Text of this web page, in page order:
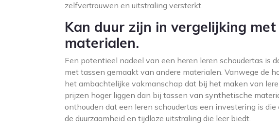
zelfvertrouwen en uitstraling versterkt.
Kan duur zijn in vergelijking
materialen.
Een potentieel nadeel van een heren leren schoudertas is
met tassen gemaakt van andere materialen. Vanwege de
het ambachtelijke vakmanschap dat bij het maken van
prijzen hoger liggen dan bij tassen van synthetische
onthouden dat een leren schoudertas een investering is
de duurzaamheid en tijdloze uitstraling die leer biedt.